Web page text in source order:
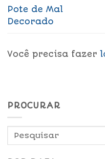
Pote de Mal
Decorado
Você precisa fazer
PROCURAR